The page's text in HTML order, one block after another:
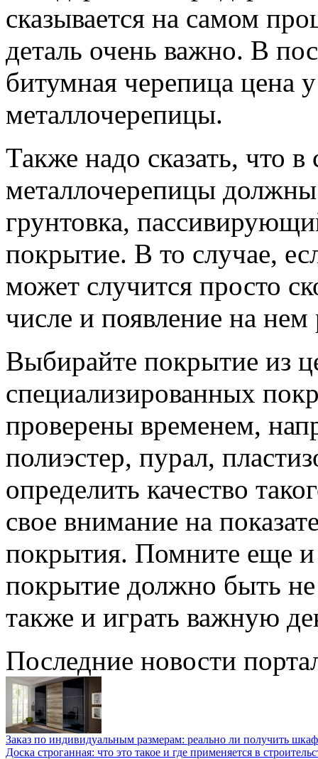
сказывается на самом
деталь очень важно. В
битумная черепица цена
металлочерепицы.
Также надо сказать, что
металлочерепицы
грунтовка,
покрытие. В то случае,
может случится просто
числе и появление на
Выбирайте покрытие из
специализированных
проверены временем,
полиэстер, пурал,
определить качество
свое внимание на
покрытия. Помните еще
покрытие должно быть
также и играть важную
Последние новости
Заказ по индивидуальным размерам: реально ли получить
Доска строганная: что это такое и где применяется в